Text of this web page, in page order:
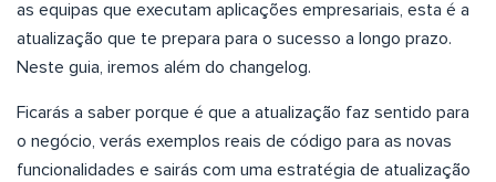
as equipas que executam aplicações empresariais, esta é a
atualização que te prepara para o sucesso a longo prazo.
Neste guia, iremos além do changelog.
Ficarás a saber porque é que a atualização faz sentido para
o negócio, verás exemplos reais de código para as novas
funcionalidades e sairás com uma estratégia de atualização